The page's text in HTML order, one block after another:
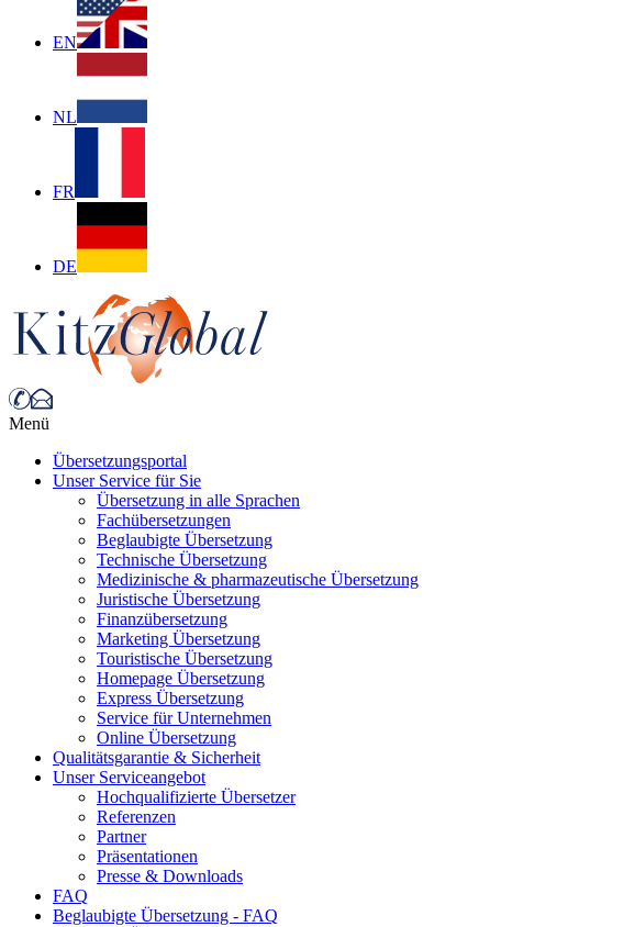
EN
NL
FR
DE
Menü
Übersetzungsportal
Unser Service für Sie
Übersetzung in alle Sprachen
Fachübersetzungen
Beglaubigte Übersetzung
Technische Übersetzung
Medizinische & pharmazeutische Übersetzung
Juristische Übersetzung
Finanzübersetzung
Marketing Übersetzung
Touristische Übersetzung
Homepage Übersetzung
Express Übersetzung
Service für Unternehmen
Online Übersetzung
Qualitätsgarantie & Sicherheit
Unser Serviceangebot
Hochqualifizierte Übersetzer
Referenzen
Partner
Präsentationen
Presse & Downloads
FAQ
Beglaubigte Übersetzung - FAQ